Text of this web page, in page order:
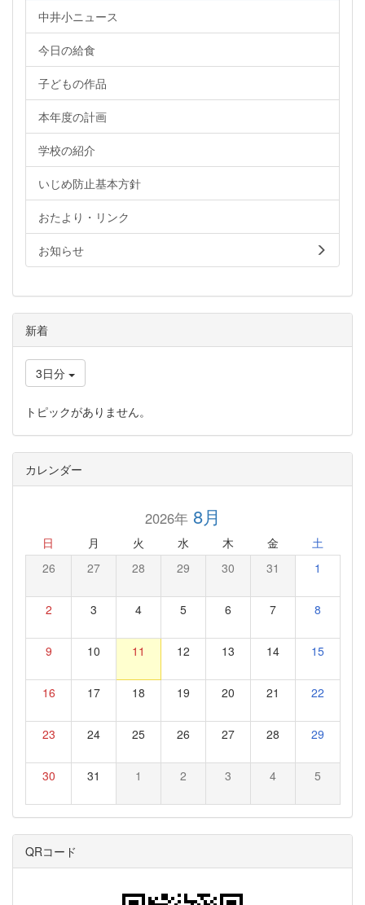
中井小ニュース
今日の給食
子どもの作品
本年度の計画
学校の紹介
いじめ防止基本方針
おたより・リンク
お知らせ
新着
3日分
トピックがありません。
カレンダー
2026年8月
日 月 火 水 木 金 土
26 27 28 29 30 31 1
2 3 4 5 6 7 8
9 10 11 12 13 14 15
16 17 18 19 20 21 22
23 24 25 26 27 28 29
30 31 1 2 3 4 5
QRコード